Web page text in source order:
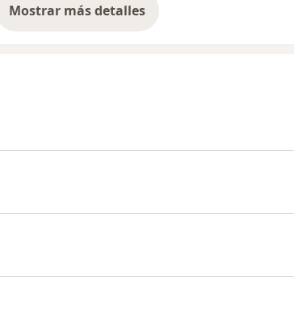
Mostrar más detalles
sobre la experiencia